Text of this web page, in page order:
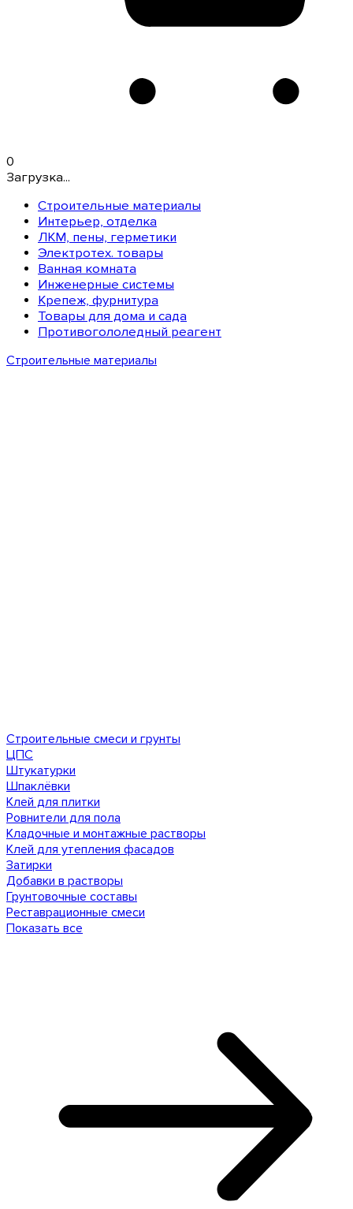
0
Загрузка...
Строительные материалы
Интерьер, отделка
ЛКМ, пены, герметики
Электротех. товары
Ванная комната
Инженерные системы
Крепеж, фурнитура
Товары для дома и сада
Противогололедный реагент
Строительные материалы
Строительные смеси и грунты
ЦПС
Штукатурки
Шпаклёвки
Клей для плитки
Ровнители для пола
Кладочные и монтажные растворы
Клей для утепления фасадов
Затирки
Добавки в растворы
Грунтовочные составы
Реставрационные смеси
Показать все